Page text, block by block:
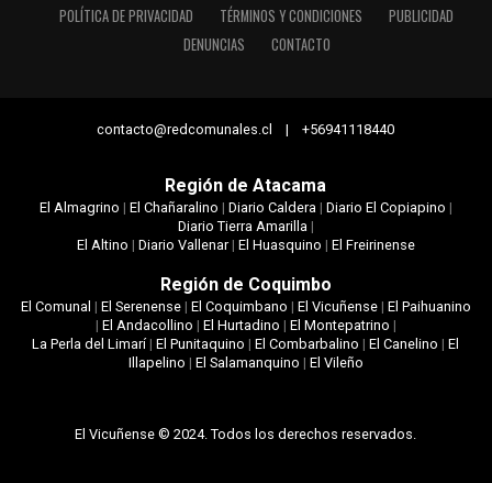
POLÍTICA DE PRIVACIDAD
TÉRMINOS Y CONDICIONES
PUBLICIDAD
DENUNCIAS
CONTACTO
contacto@redcomunales.cl | +56941118440
Región de Atacama
El Almagrino | El Chañaralino | Diario Caldera| Diario El Copiapino |
Diario Tierra Amarilla|
El Altino | Diario Vallenar| El Huasquino | El Freirinense
Región de Coquimbo
El Comunal | El Serenense| El Coquimbano | El Vicuñense| El Paihuanino
| El Andacollino | El Hurtadino | El Montepatrino |
La Perla del Limarí|El Punitaquino |El Combarbalino |El Canelino |El
Illapelino | El Salamanquino | El Vileño
El Vicuñense © 2024. Todos los derechos reservados.